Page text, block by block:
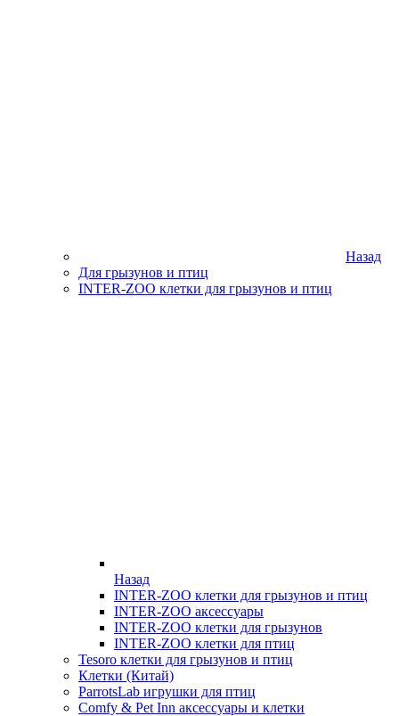
Назад
Для грызунов и птиц
INTER-ZOO клетки для грызунов и птиц
Назад
INTER-ZOO клетки для грызунов и птиц
INTER-ZOO аксессуары
INTER-ZOO клетки для грызунов
INTER-ZOO клетки для птиц
Tesoro клетки для грызунов и птиц
Клетки (Китай)
ParrotsLab игрушки для птиц
Comfy & Pet Inn аксессуары и клетки